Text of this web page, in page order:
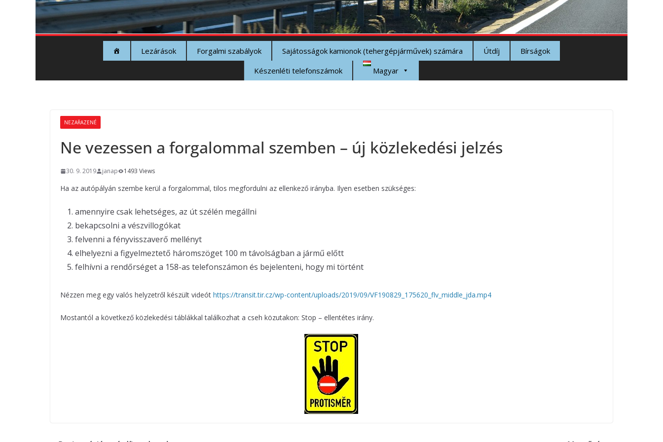
Lezárások Forgalmi szabályok Sajátosságok kamionok (tehergépjárművek) számára Útdíj
Bírságok
Készenléti telefonszámok
Magyar
NEZAŘAZENÉ
Ne vezessen a forgalommal szemben – új közlekedési jelzés
30. 9. 2019 janap 1493 Views
Ha az autópályán szembe kerül a forgalommal, tilos megfordulni az ellenkező irányba. Ilyen esetben szükséges:
amennyire csak lehetséges, az út szélén megállni
bekapcsolni a vészvillogókat
felvenni a fényvisszaverő mellényt
elhelyezni a figyelmeztető háromszöget 100 m távolságban a jármű előtt
felhívni a rendőrséget a 158-as telefonszámon és bejelenteni, hogy mi történt
Nézzen meg egy valós helyzetről készült videót https://transit.tir.cz/wp-content/uploads/2019/09/VF190829_175620_flv_middle_jda.mp4
Mostantól a következő közlekedési táblákkal találkozhat a cseh közutakon: Stop – ellentétes irány.